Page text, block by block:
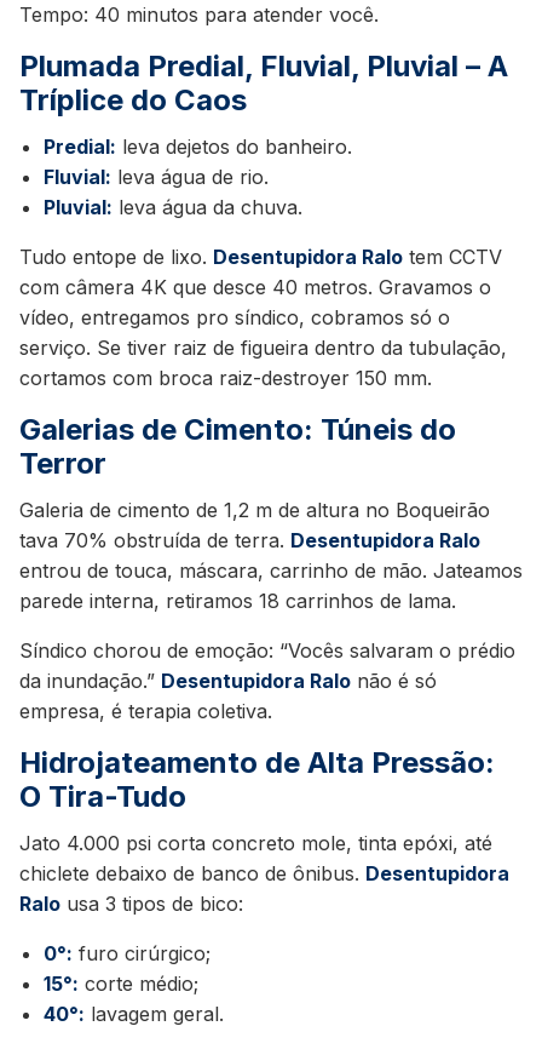
Tempo: 40 minutos para atender você.
Plumada Predial, Fluvial, Pluvial – A
Tríplice do Caos
Predial: leva dejetos do banheiro.
Fluvial: leva água de rio.
Pluvial: leva água da chuva.
Tudo entope de lixo. Desentupidora Ralo tem CCTV
com câmera 4K que desce 40 metros. Gravamos o
vídeo, entregamos pro síndico, cobramos só o
serviço. Se tiver raiz de figueira dentro da tubulação,
cortamos com broca raiz-destroyer 150 mm.
Galerias de Cimento: Túneis do
Terror
Galeria de cimento de 1,2 m de altura no Boqueirão
tava 70% obstruída de terra. Desentupidora Ralo
entrou de touca, máscara, carrinho de mão. Jateamos
parede interna, retiramos 18 carrinhos de lama.
Síndico chorou de emoção: “Vocês salvaram o prédio
da inundação.” Desentupidora Ralo não é só
empresa, é terapia coletiva.
Hidrojateamento de Alta Pressão:
O Tira-Tudo
Jato 4.000 psi corta concreto mole, tinta epóxi, até
chiclete debaixo de banco de ônibus. Desentupidora
Ralo usa 3 tipos de bico:
0°: furo cirúrgico;
15°: corte médio;
40°: lavagem geral.